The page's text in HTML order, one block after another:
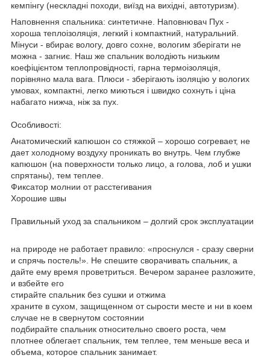
кемпінгу (нескладні походи, виїзд на вихідні, автотуризм).
Наповнення спальника: синтетичне. Наповнювач Пух -
хороша теплоізоляція, легкий і компактний, натуральний.
Мінуси - вбирає вологу, довго сохне, вологим зберігати не
можна - загниє. Наш же спальник володіють низьким
коефіцієнтом теплопровідності, гарна термоізоляція,
порівняно мала вага. Плюси - зберігають ізоляцію у вологих
умовах, компактні, легко миються і швидко сохнуть і ціна
набагато нижча, ніж за пух.
Особливості:
Анатомический капюшон со стяжкой – хорошо согревает, не
дает холодному воздуху проникать во внутрь. Чем глубже
капюшон (на поверхности только лицо, а голова, лоб и ушки
спрятаны), тем теплее.
Фиксатор молнии от расстегивания
Хорошие швы
Правильный уход за спальником – долгий срок эксплуатации
на природе не работает правило: «проснулся - сразу сверни
и спрячь постель!». Не спешите сворачивать спальник, а
дайте ему время проветриться. Вечером заранее разложите,
и взбейте его
стирайте спальник без сушки и отжима
храните в сухом, защищенном от сырости месте и ни в коем
случае не в свернутом состоянии
подбирайте спальник относительно своего роста, чем
плотнее облегает спальник, тем теплее, тем меньше веса и
объема, которое спальник занимает.